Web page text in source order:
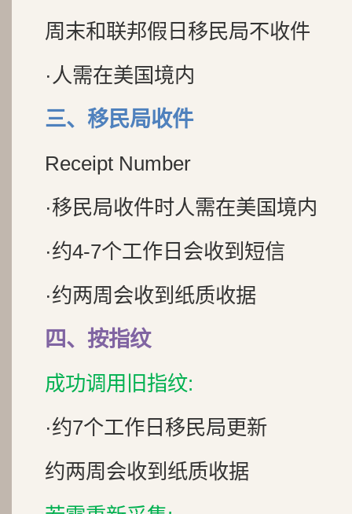
周末和联邦假日移民局不收件
·人需在美国境内
三、移民局收件
Receipt Number
·移民局收件时人需在美国境内
·约4-7个工作日会收到短信
·约两周会收到纸质收据
四、按指纹
成功调用旧指纹:
·约7个工作日移民局更新
约两周会收到纸质收据